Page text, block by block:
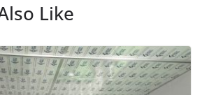
Like